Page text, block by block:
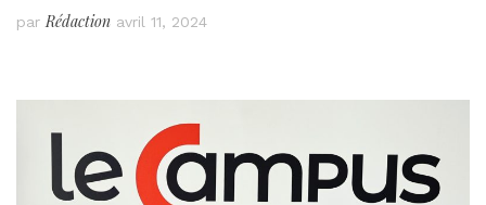
parRédaction avril 11, 2024